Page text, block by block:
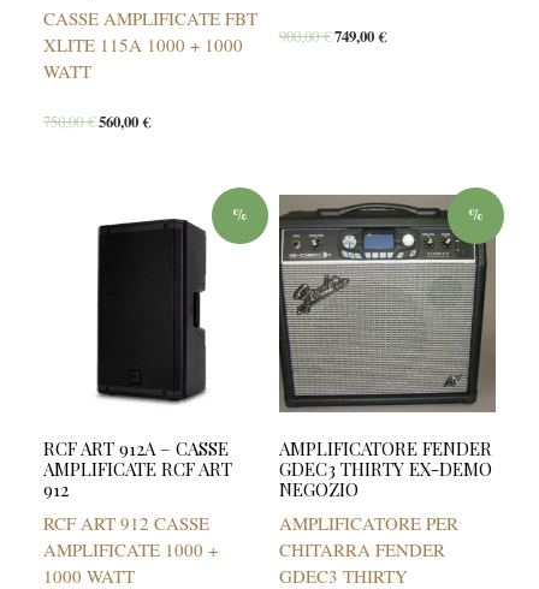
CASSE AMPLIFICATE FBT
XLITE 115A 1000 + 1000
WATT
750,00€560,00€
900,00€749,00€
%
RCF ART 912A – CASSE
AMPLIFICATE RCF ART
912
RCF ART 912 CASSE
AMPLIFICATE 1000 +
1000 WATT
%
AMPLIFICATORE FENDER
GDEC3 THIRTY EX-DEMO
NEGOZIO
AMPLIFICATORE PER
CHITARRA FENDER
GDEC3 THIRTY